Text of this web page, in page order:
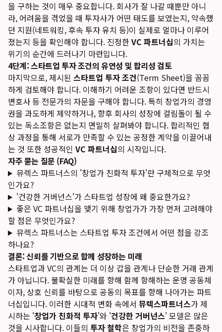
을 구하는 것이 매우 중요합니다. 회사가 잘 나갈 때뿐만 아니
라, 어려움을 겪었을 때 투자사가 어떤 태도를 보였는지, 약속했
던 지원(네트워킹, 후속 투자 유치 등)이 실제로 얼마나 이루어
졌는지 등을 확인해야 합니다. 진정한VC 파트너십의 가치는
위기의 순간에 드러나기 마련입니다.
4단계: 스타트업 투자 조건의 유연성 및 합리성 검토
마지막으로, 제시된 스타트업 투자 조건(Term Sheet)을 꼼꼼
하게 검토해야 합니다. 이해하기 어려운 조항이 있다면 반드시
변호사 등 전문가의 자문을 구해야 합니다. 특히 창업가의 경영
권을 과도하게 제약하거나, 향후 회사의 성장에 걸림돌이 될 수
있는 독소조항은 없는지 면밀히 살펴봐야 합니다. 합리적인 협
상 과정을 통해 서로가 만족할 수 있는 공정한 계약을 이끌어내
는 것 또한 성공적인 VC 파트너십의 시작입니다.
자주 묻는 질문 (FAQ)
뮤렉스 파트너스의 '창업가 친화적 투자'란 구체적으로 무엇
인가요?
'건강한 거버넌스'가 스타트업 성장에 왜 중요한가요?
좋은 VC 파트너십을 맺기 위해 창업가가 가장 먼저 고려해야
할 점은 무엇인가요?
뮤렉스 파트너스는 스타트업 투자 조건에서 어떤 점을 강조
하나요?
결론: 신뢰를 기반으로 함께 성장하는 미래
스타트업과 VC의 관계는 더 이상 갑을 관계나 단순한 거래 관계
가 아닙니다. 불확실한 미래를 향해 함께 항해하는 운명 공동체
이자, 상호 신뢰를 바탕으로 공동의 목표를 향해 나아가는 파트
너십입니다. 이러한 시대적 변화 속에서 뮤렉스파트너스가 제
시하는 '창업가 친화적 투자'와 '건강한 거버넌스' 모델은 많은
것을 시사합니다. 이들의 투자 철학은 창업가의 비전을 존중하